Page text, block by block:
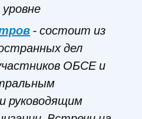
- состоит из
дел
ОБСЕ и
руководящим